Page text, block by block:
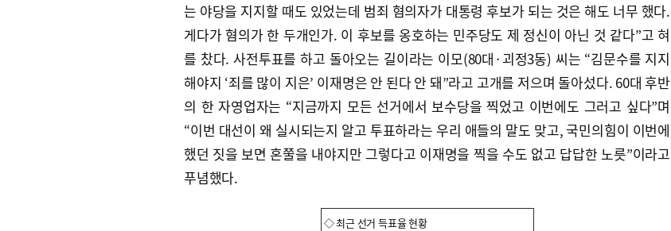
는 야당을 지지할 때도 있었는데 범죄 혐의자가 대통령 후보가 되는 것은 해도 너무 했다.
게다가 혐의가 한 두개인가. 이 후보를 옹호하는 민주당도 제 정신이 아닌 것 같다”고 혀
를 찼다. 사전투표를 하고 돌아오는 길이라는 이모(80대·괴정3동) 씨는 “김문수를 지지
해야지 ‘죄를 많이 지은’ 이재명은 안 된다 안 돼”라고 고개를 저으며 돌아섰다. 60대 후반
의 한 자영업자는 “지금까지 모든 선거에서 보수당을 찍었고 이번에도 그러고 싶다”며
“이번 대선이 왜 실시되는지 알고 투표하라는 우리 애들의 말도 맞고, 국민의힘이 이번에
했던 짓을 보면 혼쭐을 내야지만 그렇다고 이재명을 찍을 수도 없고 답답한 노릇”이라고
푸념했다.
◇ 최근 선거 득표율 현황